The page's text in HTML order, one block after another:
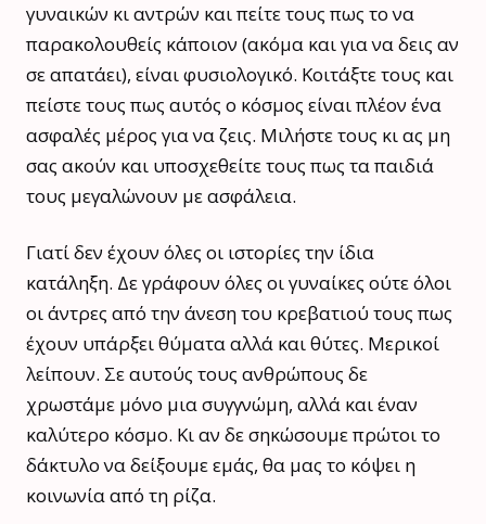
γυναικών κι αντρών και πείτε τους πως το να
παρακολουθείς κάποιον (ακόμα και για να δεις αν
σε απατάει), είναι φυσιολογικό. Κοιτάξτε τους και
πείστε τους πως αυτός ο κόσμος είναι πλέον ένα
ασφαλές μέρος για να ζεις. Μιλήστε τους κι ας μη
σας ακούν και υποσχεθείτε τους πως τα παιδιά
τους μεγαλώνουν με ασφάλεια.
Γιατί δεν έχουν όλες οι ιστορίες την ίδια
κατάληξη. Δε γράφουν όλες οι γυναίκες ούτε όλοι
οι άντρες από την άνεση του κρεβατιού τους πως
έχουν υπάρξει θύματα αλλά και θύτες. Μερικοί
λείπουν. Σε αυτούς τους ανθρώπους δε
χρωστάμε μόνο μια συγγνώμη, αλλά και έναν
καλύτερο κόσμο. Κι αν δε σηκώσουμε πρώτοι το
δάκτυλο να δείξουμε εμάς, θα μας το κόψει η
κοινωνία από τη ρίζα.